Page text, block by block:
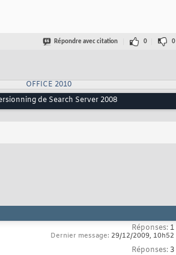
Répondre avec citation 0 0
OFFICE 2010
de Search Server 2008
Réponses: 1
Dernier message: 29/12/2009, 10h52
Réponses: 3